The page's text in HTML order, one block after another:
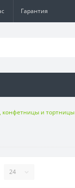
Гарантия
и тортницы